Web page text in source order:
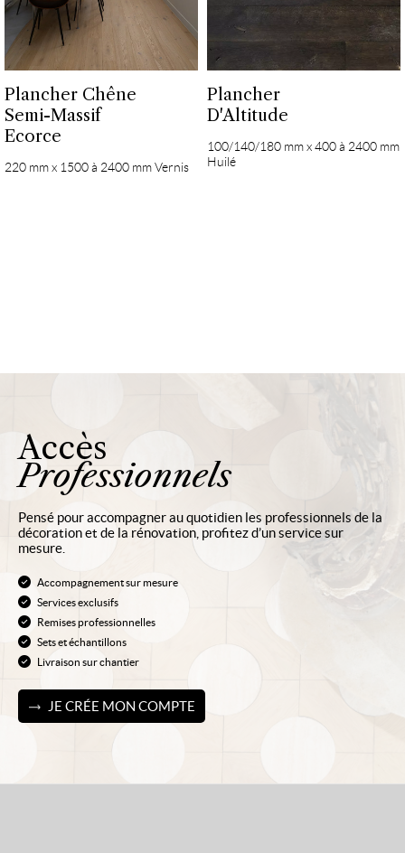
Plancher Chêne
Semi-Massif
Ecorce
220 mm x 1500 à 2400 mm Vernis
Plancher
D'Altitude
100/140/180 mm x 400 à 2400 mm
Huilé
Accès
Professionnels
Pensé pour accompagner au quotidien les professionnels de la
décoration et de la rénovation, profitez d’un service sur
mesure.
Accompagnement sur mesure
Services exclusifs
Remises professionnelles
Sets et échantillons
Livraison sur chantier
JE CRÉE MON COMPTE